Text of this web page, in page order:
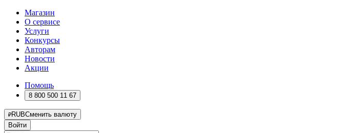
Магазин
О сервисе
Услуги
Конкурсы
Авторам
Новости
Акции
Помощь
8 800 500 11 67
RUBСменить валюту
Войти